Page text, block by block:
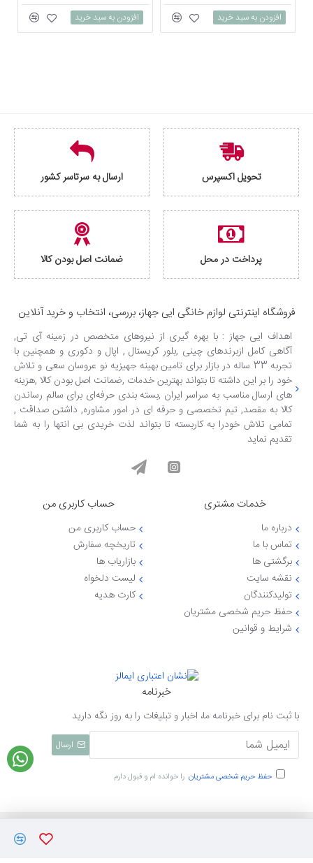
افزودن به سبد خرید افزودن به سبد خرید
تحویل اکسپرس ارسال به سرتاسر کشور
پرداخت در محل ضمانت اصل بودن کالا
فروشگاه اینترنتی لوازم خانگی ایی جهاز، بررسی، انتخاب و خرید آنلاین
اهداف ایی جهاز : با بهره گیری از نیروهای متخصص در زمینه آی تی,
آگاهی کامل ازبرندهای چینی ,بلور کریستال , اپال و دکوری و همچنین با
تجربه 33 ساله در بازار برای تامین بهینه جهیزیه نو عروسان سعی و تلاش
خود را بر این داشته تا بتواند بهترین خدمات ,ضمانت اصل بودن کالا ,هزینه
های ارسال مناسب به سراسر ایران ,بسته بندی حرفه‌ای برای سالم رساندن
کالا به مقصد, تیم تخصصی و حرفه ای در امور مشاوره, داشتن صداقت ,
تمامی تلاش خودرا به کاربسته تا بتواند لذت خریدی بی انتها را به شما
تقدیم نماید
خدمات مشتری
درباره ما
تماس با ما
برگشتی ها
نقشه سایت
تولیدکنندگان
حفظ حریم شخصی مشتریان
شرایط و قوانین
حساب کاربری من
حساب کاربری من
تاریخچه سفارش
بازاریاب ها
لیست دلخواه
کارت هدیه
خبرنامه
با ثبت نام برای خبرنامه ما، اخبار و تبلیغات را به روز نگه دارید
ارسال
حفظ حریم شخصی مشتریان را خوانده ام و قبول دارم